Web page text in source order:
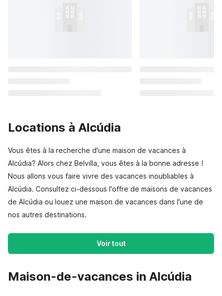
Locations à Alcúdia
Vous êtes à la recherche d'une maison de vacances à
Alcúdia? Alors chez Belvilla, vous êtes à la bonne adresse !
Nous allons vous faire vivre des vacances inoubliables à
Alcúdia. Consultez ci-dessous l'offre de maisons de vacances
de Alcúdia ou louez une maison de vacances dans l'une de
nos autres destinations.
Voir tout
Maison-de-vacances in Alcúdia